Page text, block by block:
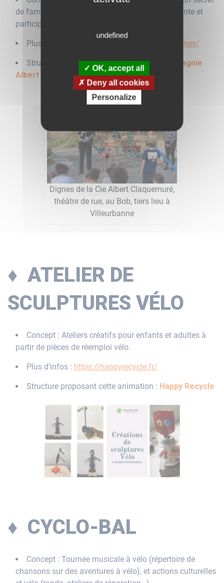
de famille inattendu. Une aventure drôle, touchante et
participative.
Plus d’infos : https://albertclaquemure.fr/dignes/
Structure proposant cette animation :
Compagnie
Albert Claquemuré
Dignes de la Cie Albert Claquemuré,
théâtre de rue, au Bob, tiers lieu à
Villeurbanne
♦ ATELIER DE
SCULPTURES VÉLO
Concept : Ateliers créatifs pour enfants et adultes à
partir de pièces de réemploi vélo.
Plus d’infos : https://happyrecycle.fr/
Structure proposant cette animation : Happy Recycle
♦ CYCLO-BAL
Concept : Tournée musicale à vélo (répertoire de
chansons sur des aventures à vélo), et actions culturelles
undefined
OK, accept all
Deny all cookies
Personalize